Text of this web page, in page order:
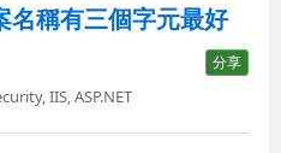
名稱有三個字元最好
分享
,IIS ,ASP.NET